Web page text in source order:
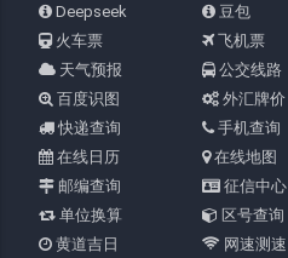
Deepseek 豆包
火车票
飞机票
天气预报
公交线路
百度识图
外汇牌价
快递查询
手机查询
在线日历
在线地图
邮编查询
征信中心
单位换算
区号查询
黄道吉日
网速测速